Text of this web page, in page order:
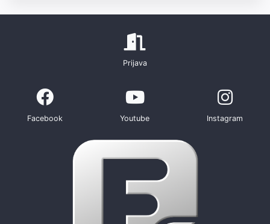
Prijava
Facebook Youtube Instagram